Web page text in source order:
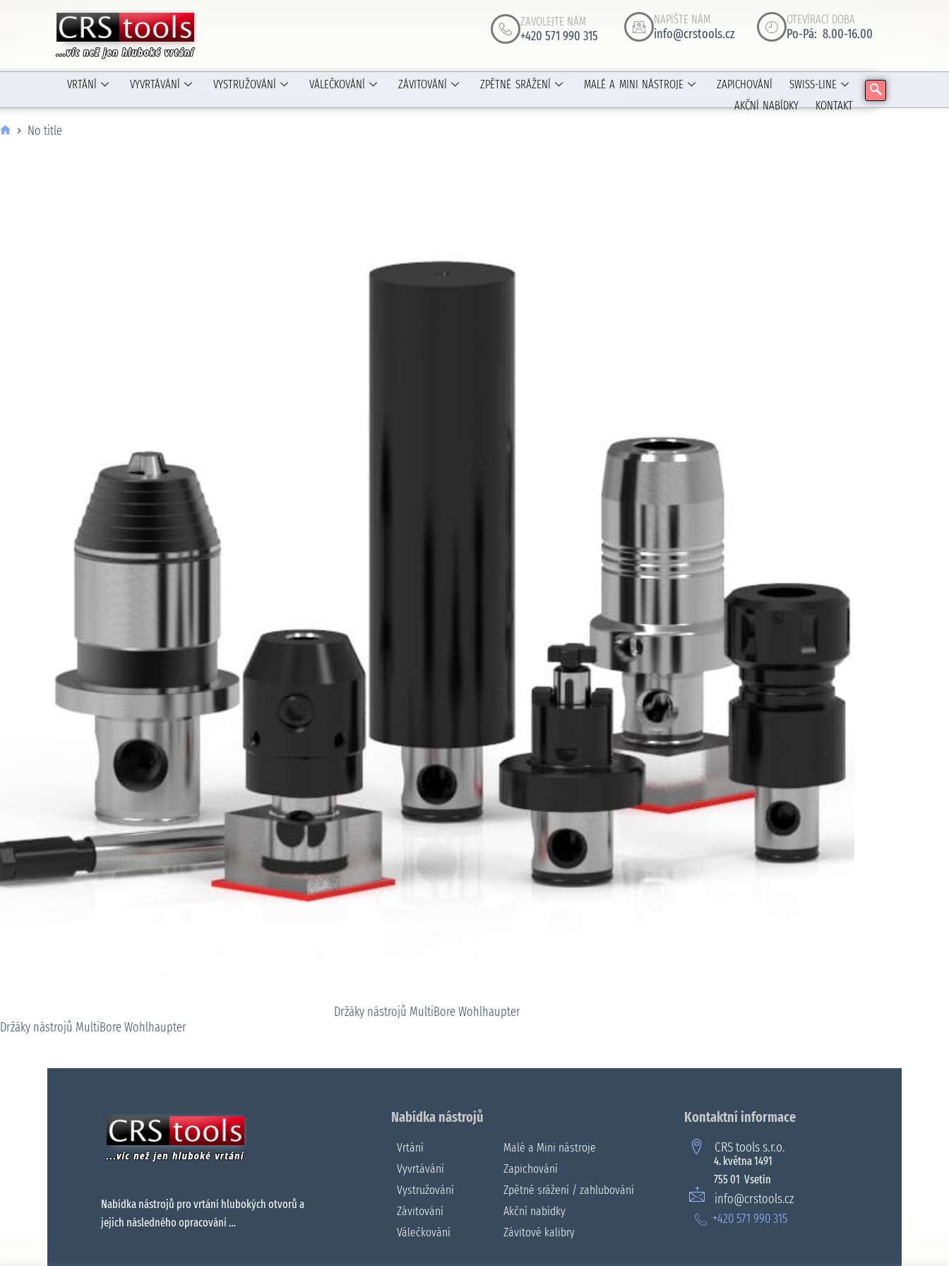
ZAVOLEJTE NÁM
+420 571 990 315
NAPIŠTE NÁM
info@crstools.cz
OTEVÍRACÍ DOBA
Po-Pá: 8.00-16.00
VRTÁNÍ VYVRTÁVÁNÍ VYSTRUŽOVÁNÍ VÁLEČKOVÁNÍ ZÁVITOVÁNÍ ZPĚTNÉ SRÁŽENÍ MALÉ A MINI NÁSTROJE ZAPICHOVÁNÍ
SWISS-LINE
AKČNÍ NABÍDKY
KONTAKT
No title
Držáky nástrojů MultiBore Wohlhaupter
Držáky nástrojů MultiBore Wohlhaupter
Nabídka nástrojů pro vrtání hlubokých otvorů a
jejich následného opracování …
Nabídka nástrojů
Vrtání
Vyvrtávání
Vystružování
Závitování
Válečkování
Malé a Mini nástroje
Zapichování
Zpětné srážení / zahlubování
Akční nabídky
Závitové kalibry
Kontaktní informace
CRS tools s.r.o.
4. května 1491
755 01 Vsetín
info@crstools.cz
+420 571 990 315